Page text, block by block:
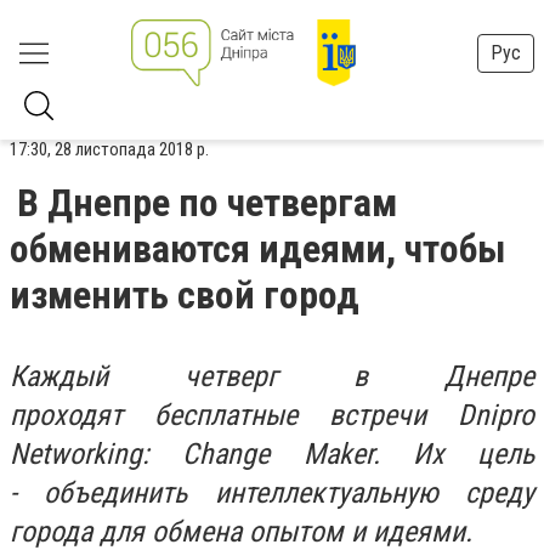
Рус
17:30, 28 листопада 2018 р.
В Днепре по четвергам
обмениваются идеями, чтобы
изменить свой город
Каждый четверг в Днепре
проходят бесплатные встречи Dnipro
Networking: Change Maker. Их цель
- объединить интеллектуальную среду
города для обменаопытом и идеями.